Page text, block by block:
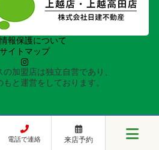
報保護について
サイトマップ
加盟店は独立自営であり、
と運営をしております。
電話で連絡 来店予約